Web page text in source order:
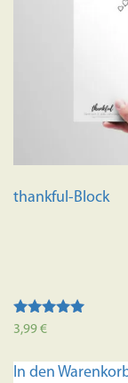
thankful-Block
Bewertet mit
3,99€
In den